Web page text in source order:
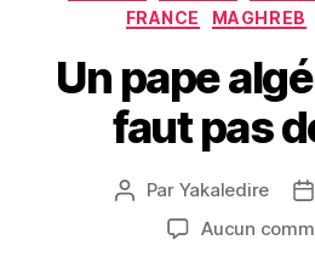
FRANCE
MAGHREB
Un pape
faut pas
Auteur
l’article
Par Yakaledire
Aucun